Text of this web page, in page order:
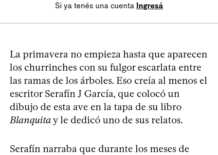
Si ya tenés una cuenta Ingresá
La primavera no empieza hasta que aparecen
los churrinches con su fulgor escarlata entre
las ramas de los árboles. Eso creía al menos el
escritor Serafín J García, que colocó un
dibujo de esta ave en la tapa de su libro
Blanquitay le dedicó uno de sus relatos.
Serafín narraba que durante los meses de